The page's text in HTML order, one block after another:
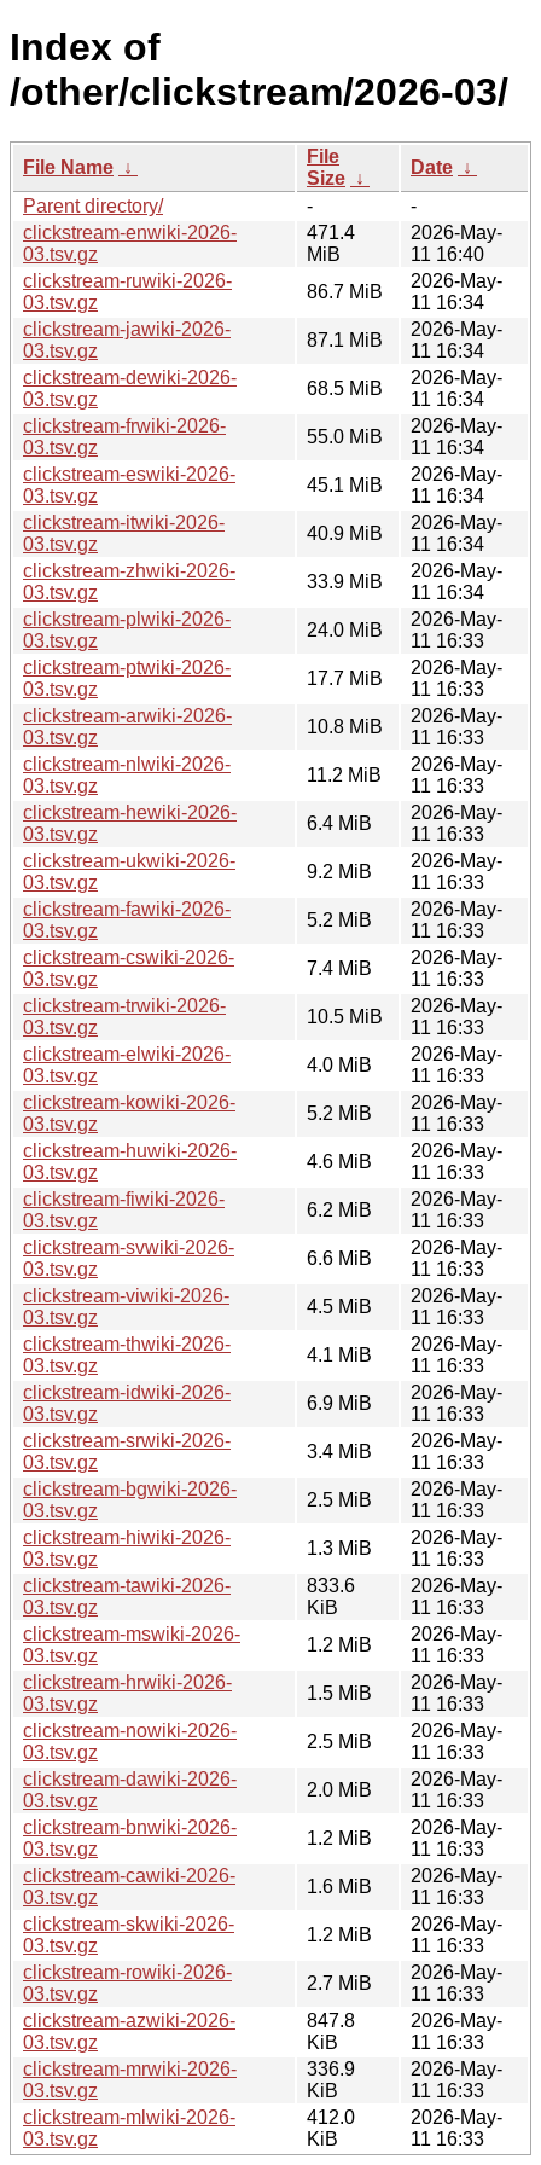
Index of
/other/clickstream/2026-03/
File Name ↓
File
Size ↓
Date ↓
Parent directory/
-
-
clickstream-enwiki-2026-
03.tsv.gz
471.4
MiB
2026-May-
11 16:40
clickstream-ruwiki-2026-
03.tsv.gz
86.7 MiB
2026-May-
11 16:34
clickstream-jawiki-2026-
03.tsv.gz
87.1 MiB
2026-May-
11 16:34
clickstream-dewiki-2026-
03.tsv.gz
68.5 MiB
2026-May-
11 16:34
clickstream-frwiki-2026-
03.tsv.gz
55.0 MiB
2026-May-
11 16:34
clickstream-eswiki-2026-
03.tsv.gz
45.1 MiB
2026-May-
11 16:34
clickstream-itwiki-2026-
03.tsv.gz
40.9 MiB
2026-May-
11 16:34
clickstream-zhwiki-2026-
03.tsv.gz
33.9 MiB
2026-May-
11 16:34
clickstream-plwiki-2026-
03.tsv.gz
24.0 MiB
2026-May-
11 16:33
clickstream-ptwiki-2026-
03.tsv.gz
17.7 MiB
2026-May-
11 16:33
clickstream-arwiki-2026-
03.tsv.gz
10.8 MiB
2026-May-
11 16:33
clickstream-nlwiki-2026-
03.tsv.gz
11.2 MiB
2026-May-
11 16:33
clickstream-hewiki-2026-
03.tsv.gz
6.4 MiB
2026-May-
11 16:33
clickstream-ukwiki-2026-
03.tsv.gz
9.2 MiB
2026-May-
11 16:33
clickstream-fawiki-2026-
03.tsv.gz
5.2 MiB
2026-May-
11 16:33
clickstream-cswiki-2026-
03.tsv.gz
7.4 MiB
2026-May-
11 16:33
clickstream-trwiki-2026-
03.tsv.gz
10.5 MiB
2026-May-
11 16:33
clickstream-elwiki-2026-
03.tsv.gz
4.0 MiB
2026-May-
11 16:33
clickstream-kowiki-2026-
03.tsv.gz
5.2 MiB
2026-May-
11 16:33
clickstream-huwiki-2026-
03.tsv.gz
4.6 MiB
2026-May-
11 16:33
clickstream-fiwiki-2026-
03.tsv.gz
6.2 MiB
2026-May-
11 16:33
clickstream-svwiki-2026-
03.tsv.gz
6.6 MiB
2026-May-
11 16:33
clickstream-viwiki-2026-
03.tsv.gz
4.5 MiB
2026-May-
11 16:33
clickstream-thwiki-2026-
03.tsv.gz
4.1 MiB
2026-May-
11 16:33
clickstream-idwiki-2026-
03.tsv.gz
6.9 MiB
2026-May-
11 16:33
clickstream-srwiki-2026-
03.tsv.gz
3.4 MiB
2026-May-
11 16:33
clickstream-bgwiki-2026-
03.tsv.gz
2.5 MiB
2026-May-
11 16:33
clickstream-hiwiki-2026-
03.tsv.gz
1.3 MiB
2026-May-
11 16:33
clickstream-tawiki-2026-
03.tsv.gz
833.6
KiB
2026-May-
11 16:33
clickstream-mswiki-2026-
03.tsv.gz
1.2 MiB
2026-May-
11 16:33
clickstream-hrwiki-2026-
03.tsv.gz
1.5 MiB
2026-May-
11 16:33
clickstream-nowiki-2026-
03.tsv.gz
2.5 MiB
2026-May-
11 16:33
clickstream-dawiki-2026-
03.tsv.gz
2.0 MiB
2026-May-
11 16:33
clickstream-bnwiki-2026-
03.tsv.gz
1.2 MiB
2026-May-
11 16:33
clickstream-cawiki-2026-
03.tsv.gz
1.6 MiB
2026-May-
11 16:33
clickstream-skwiki-2026-
03.tsv.gz
1.2 MiB
2026-May-
11 16:33
clickstream-rowiki-2026-
03.tsv.gz
2.7 MiB
2026-May-
11 16:33
clickstream-azwiki-2026-
03.tsv.gz
847.8
KiB
2026-May-
11 16:33
clickstream-mrwiki-2026-
03.tsv.gz
336.9
KiB
2026-May-
11 16:33
clickstream-mlwiki-2026-
03.tsv.gz
412.0
KiB
2026-May-
11 16:33